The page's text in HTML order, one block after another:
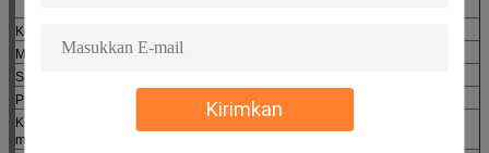
Kirimkan
Kecepatan Router
Max aped
Sopir
Presisi
≤0.1mm
Ketebalan pemotongan
maksimum